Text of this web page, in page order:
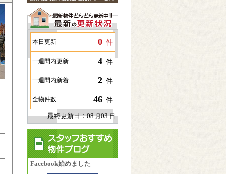
本日更新 0 件
一週間内更新 4 件
一週間内新着 2 件
全物件数 46 件
最終更新日：08 月03 日
Facebook始めました